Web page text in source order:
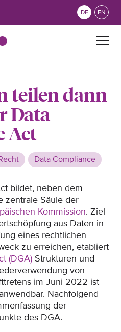
DE EN
teilen dann
Data
Act
Data Compliance
bildet, neben dem
zentrale Säule der
Kommission. Ziel
aus Daten in
eines rechtlichen
zu erreichen, etabliert
(DGA) Strukturen und
von
im Juni 2022 ist
Nachfolgend
der
des DGA.